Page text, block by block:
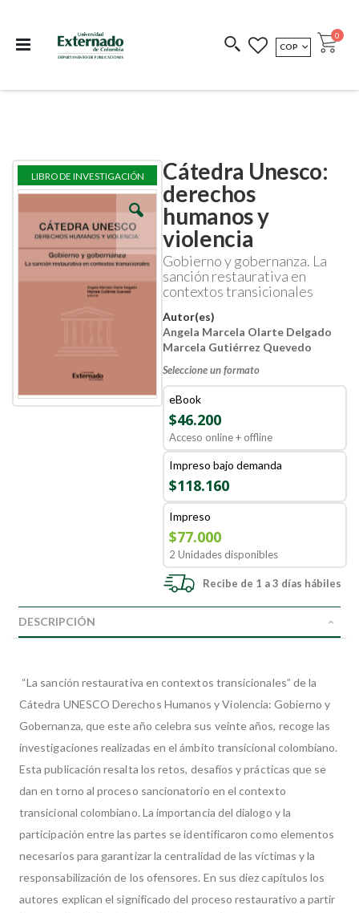
COEDICIONES REDIMIR CÓDIGO
MONEDA
COP Cart
0
Cátedra Unesco:
derechos
humanos y
violencia
Gobierno y gobernanza. La
sanción restaurativa en
contextos transicionales
Autor(es)
Angela Marcela Olarte Delgado
Marcela Gutiérrez Quevedo
Seleccione un formato
eBook
$46.200
Acceso online + offline
Impreso bajo demanda
$118.160
Impreso
$77.000
2 Unidades disponibles
Recibe de 1 a 3 días hábiles
Skip
the
images
gallery
Skip
the
images
gallery
LIBRO DE INVESTIGACIÓN
DESCRIPCIÓN
“La sanción restaurativa en contextos transicionales” de la
Cátedra UNESCO Derechos Humanos y Violencia: Gobierno y
Gobernanza, que este año celebra sus veinte años, recoge las
investigaciones realizadas en el ámbito transicional colombiano.
Esta publicación resalta los retos, desafíos y prácticas que se
dan en torno al proceso sancionatorio en el contexto
transicional colombiano. La importancia del dialogo y la
participación entre las partes se identificaron como elementos
necesarios para garantizar la centralidad de las víctimas y la
responsabilización de los ofensores. En sus diez capítulos los
autores explican el significado del proceso restaurativo a partir